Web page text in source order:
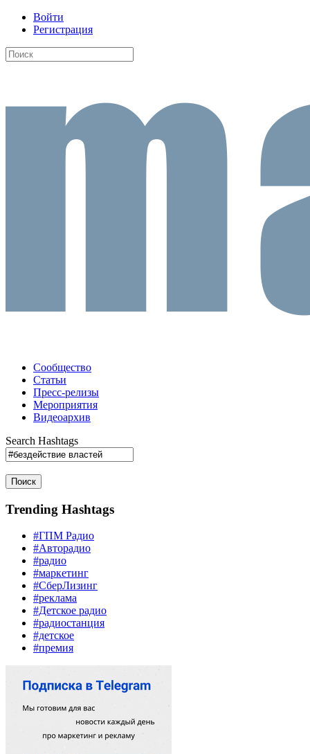
Войти
Регистрация
Сообщество
Статьи
Пресс-релизы
Мероприятия
Видеоархив
Search Hashtags
Поиск
Trending Hashtags
#ГПМ Радио
#Авторадио
#радио
#маркетинг
#СберЛизинг
#реклама
#Детское радио
#радиостанция
#детское
#премия